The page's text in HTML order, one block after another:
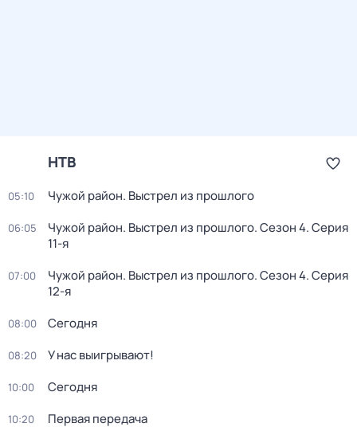
НТВ
05:10 Чужой район. Выстрел из прошлого
06:05 Чужой район. Выстрел из прошлого. Сезон 4. Серия
11-я
07:00 Чужой район. Выстрел из прошлого. Сезон 4. Серия
12-я
08:00 Сегодня
08:20 У нас выигрывают!
10:00 Сегодня
10:20 Первая передача